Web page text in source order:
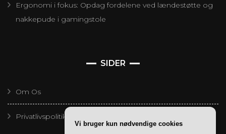
Ergonomi i fokus: Opdag fordelene ved lændestøtte og
nakkepude i gamingstole
SIDER
Om Os
Privatlivspolitik
Vi bruger kun nødvendige cookies